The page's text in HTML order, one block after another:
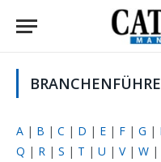
A | B | C | D | E | F | G |
Q | R | S | T | U | V| W |